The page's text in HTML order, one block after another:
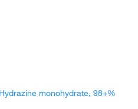
Hydrazine monohydrate, 98+%